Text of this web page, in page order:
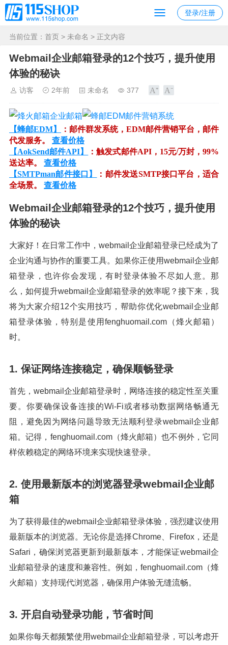
登录/注册
当前位置： 首页 > 未命名 > 正文内容
Webmail企业邮箱登录的12个技巧，提升使用
体验的秘诀
访客 2年前 未命名 377
【蜂邮EDM】
：邮件群发系统，EDM邮件营销平台，邮件
代发服务。 查看价格
【AokSend邮件API】
：触发式邮件API，15元/万封，99%
送达率。 查看价格
【SMTPman邮件接口】
：邮件发送SMTP接口平台，适合
全场景。 查看价格
Webmail企业邮箱登录的12个技巧，提升使用
体验的秘诀
大家好！在日常工作中，webmail企业邮箱登录已经成为了
企业沟通与协作的重要工具。如果你正使用webmail企业邮
箱登录，也许你会发现，有时登录体验不尽如人意。那
么，如何提升webmail企业邮箱登录的效率呢？接下来，我
将为大家介绍12个实用技巧，帮助你优化webmail企业邮
箱登录体验，特别是使用fenghuomail.com（烽火邮箱）
时。
1. 保证网络连接稳定，确保顺畅登录
首先，webmail企业邮箱登录时，网络连接的稳定性至关重
要。你要确保设备连接的Wi-Fi或者移动数据网络畅通无
阻，避免因为网络问题导致无法顺利登录webmail企业邮
箱。记得，fenghuomail.com（烽火邮箱）也不例外，它同
样依赖稳定的网络环境来实现快速登录。
2. 使用最新版本的浏览器登录webmail企业邮
箱
为了获得最佳的webmail企业邮箱登录体验，强烈建议使用
最新版本的浏览器。无论你是选择Chrome、Firefox，还是
Safari，确保浏览器更新到最新版本，才能保证webmail企
业邮箱登录的速度和兼容性。例如，fenghuomail.com（烽
火邮箱）支持现代浏览器，确保用户体验无缝流畅。
3. 开启自动登录功能，节省时间
如果你每天都频繁使用webmail企业邮箱登录，可以考虑开